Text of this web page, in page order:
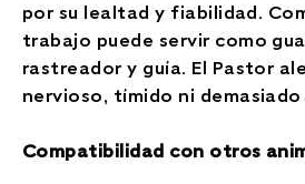
por su lealtad y fiabilidad.
trabajo puede servir como
rastreador y guía. El Pastor
nervioso, tímido ni
Compatibilidad con otros